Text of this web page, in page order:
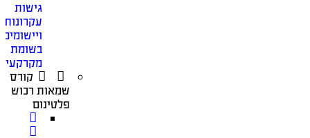
גישות
עקרונות
ויישומים
בשומת
מקרקעין
קורס
שמאות רכוש
פלטינום